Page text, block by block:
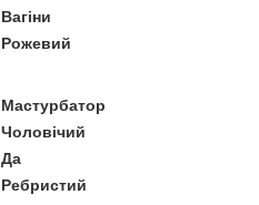
Вагіни
Рожевий
Мастурбатор
Чоловічий
Да
Ребристий